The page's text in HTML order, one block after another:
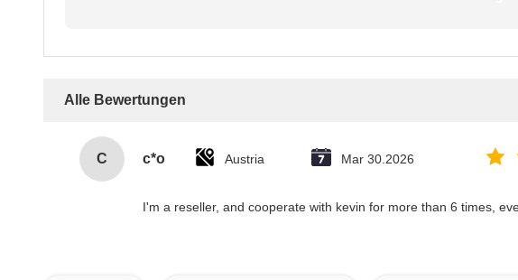
Alle Bewertungen
C c*o Austria Mar 30.2026
I'm a reseller, and cooperate with kevin for more than 6 times,